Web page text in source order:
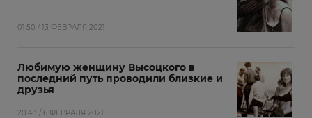
01:50 / 13 ФЕВРАЛЯ 2021
Любимую женщину Высоцкого в
последний путь проводили близкие и
друзья
20:43 / 6 ФЕВРАЛЯ 2021